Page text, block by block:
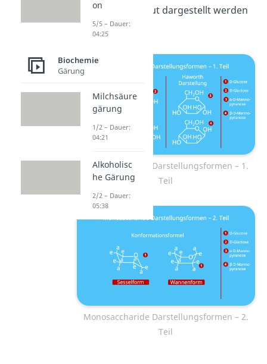
Konfiguration
gut dargestellt werden
können.
Monosaccharide Darstellungsformen – 1.
Teil
Monosaccharide Darstellungsformen – 2.
Teil
on
5/5 – Dauer:
04:25
Biochemie
Gärung
Milchsäure
gärung
1/2 – Dauer:
04:21
Alkoholisc
he Gärung
2/2 – Dauer:
05:38